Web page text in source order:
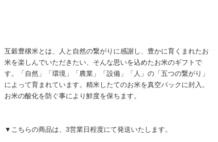
互穀豊穣米とは、人と自然の繋がりに感謝し、豊かに育くまれたお
米を楽しんでいただきたい、そんな思いを込めたお米のギフトで
す。「自然」「環境」「農業」「設備」「人」の「五つの繋がり」
によって育まれています。精米したてのお米を真空パックに封入。
お米の酸化を防ぐ事により鮮度を保ちます。
▼こちらの商品は、3営業日程度にて発送いたします。